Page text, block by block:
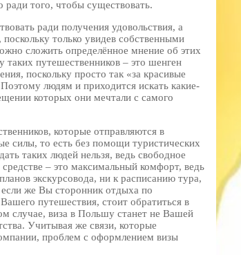
ради того, чтобы существовать.
ради получения удовольствия, а
только увидев собственными
сложить определённое мнение об этих
таких путешественников – это шенген
поскольку просто так «за красивые
людям и приходится искать какие-
которых они мечтали с самого
которые отправляются в
силы, то есть без помощи туристических
таких людей нельзя, ведь свободное
– это максимальный комфорт, ведь
экскурсовода, ни к расписанию тура,
же Вы сторонник отдыха по
путешествия, стоит обратиться в
случае, виза в Польшу станет не Вашей
Учитывая же связи, которые
проблем с оформлением визы